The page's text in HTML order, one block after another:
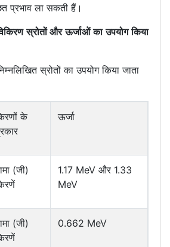
प्रभाव ला सकती हैं।
स्रोतों और ऊर्जाओं का उपयोग किया
स्रोतों का उपयोग किया जाता
के
ऊर्जा
(जी)
1.17 MeV और 1.33
MeV
(जी)
0.662 MeV